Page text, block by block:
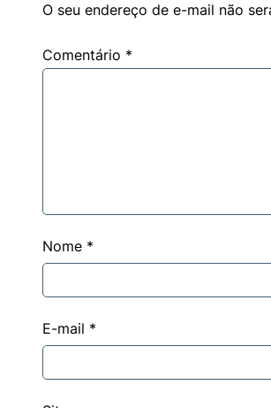
O seu endereço de e-mail não
Comentário *
Nome *
E-mail *